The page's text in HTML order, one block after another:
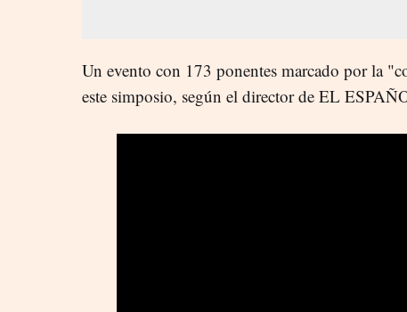
Un evento con 173 ponentes marcado por la
este simposio, según el director de EL